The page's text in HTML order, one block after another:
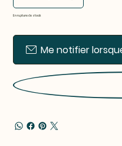
En rupture de stock
Me notifier